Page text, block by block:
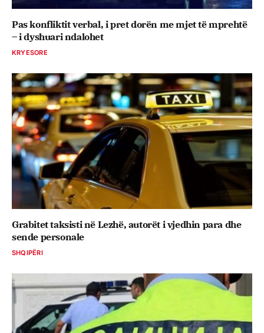
Pas konfliktit verbal, i pret dorën me mjet të mprehtë
– i dyshuari ndalohet
KRYESORE
Grabitet taksisti në Lezhë, autorët i vjedhin para dhe
sende personale
SHQIPËRI